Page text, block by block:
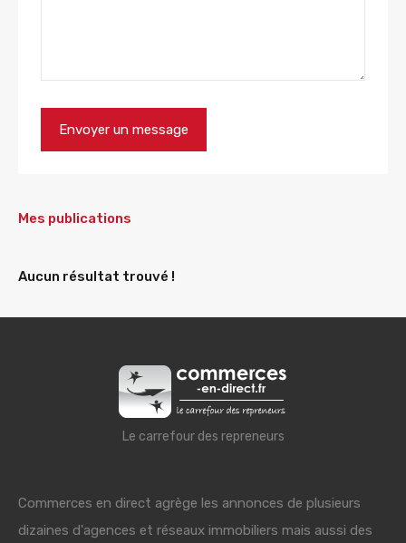
Mes publications
Aucun résultat trouvé !
Le carrefour des repreneurs
Commerces en direct agrège les annonces de plusieurs
dizaines d'agences et réseaux immobiliers mais aussi des